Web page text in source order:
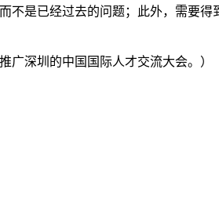
不是已经过去的问题；此外，需要
广深圳的中国国际人才交流大会。）